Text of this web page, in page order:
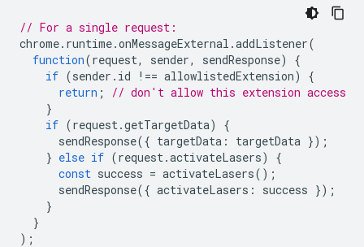
// For a single request:
chrome. runtime.onMessageExternal .addListener(
function(request, sender, sendResponse)
{
if (sender . id !== allowlistedExtension)
{
return ;
// don't allow this extension access
}
if (request.getTargetData)
{
sendResponse({ targetData : targetData });
} else if (request.activateLasers)
{
const success = activateLasers();
sendResponse({ activateLasers : success });
}
}
);